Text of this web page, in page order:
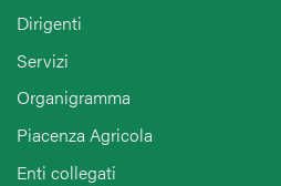
Dirigenti
Servizi
Organigramma
Piacenza Agricola
Enti collegati